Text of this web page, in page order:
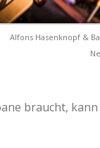
Alfons Hasenknopf &
braucht,